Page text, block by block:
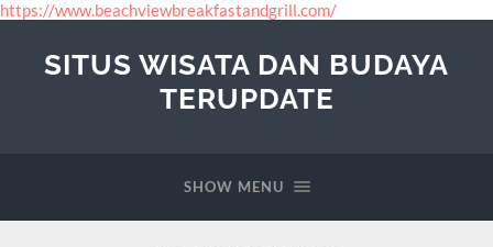
https://www.beachviewbreakfastandgrill.com/
SITUS WISATA DAN BUDAYA
TERUPDATE
SHOW MENU